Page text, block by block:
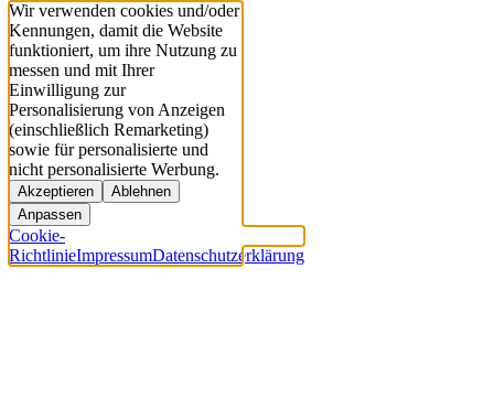
Wir verwenden cookies und/oder
Kennungen, damit die Website
funktioniert, um ihre Nutzung zu
messen und mit Ihrer
Einwilligung zur
Personalisierung von Anzeigen
(einschließlich Remarketing)
sowie für personalisierte und
nicht personalisierte Werbung.
Akzeptieren
Ablehnen
Anpassen
Cookie-
RichtlinieImpressumDatenschutzerklärung